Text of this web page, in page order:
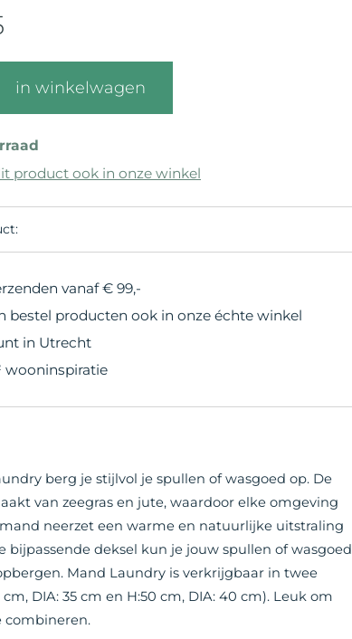
in winkelwagen
product ook in onze winkel
vanaf € 99,-
bestel producten ook in onze échte winkel
in Utrecht
wooninspiratie
berg je stijlvol je spullen of wasgoed op. De
van zeegras en jute, waardoor elke omgeving
neerzet een warme en natuurlijke uitstraling
bijpassende deksel kun je jouw spullen of wasgoed
Mand Laundry is verkrijgbaar in twee
DIA: 35 cm en H:50 cm, DIA: 40 cm). Leuk om
combineren.